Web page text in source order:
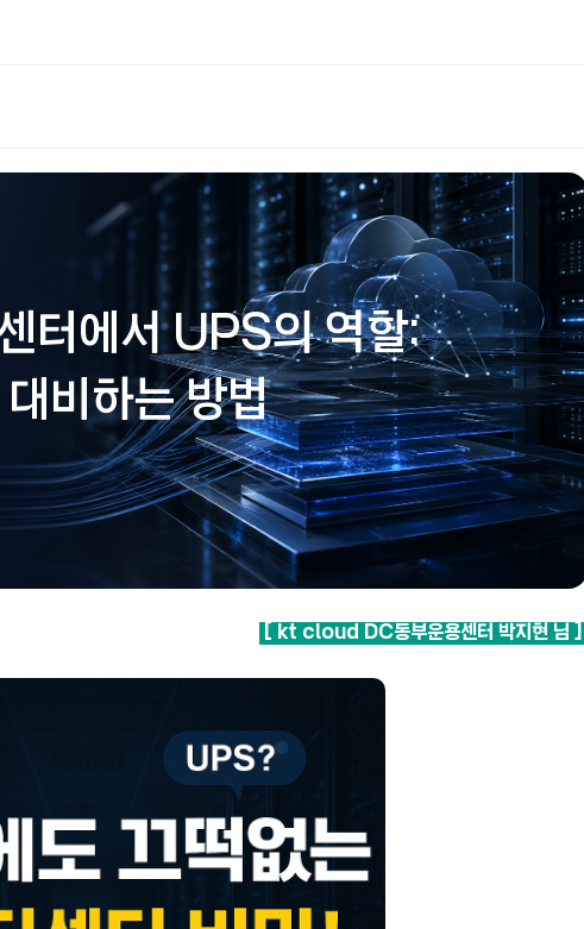
터에서 UPS의 역할:
비하는 방법
[ kt cloud DC동부운용센터 박지현 님 ]